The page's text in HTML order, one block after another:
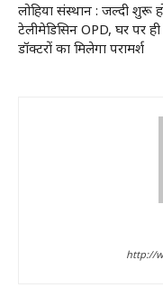
लोहिया संस्थान : जल्दी शुरू
टेलीमेडिसिन OPD, घर पर ही
डॉक्टरों का मिलेगा परामर्श
http://